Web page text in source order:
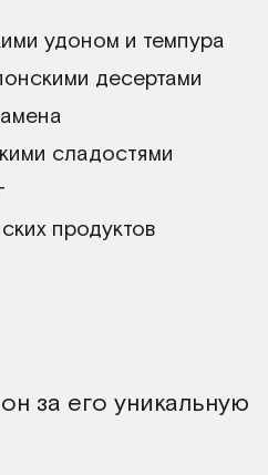
удоном и темпура
десертами
сладостями
продуктов
за его уникальную